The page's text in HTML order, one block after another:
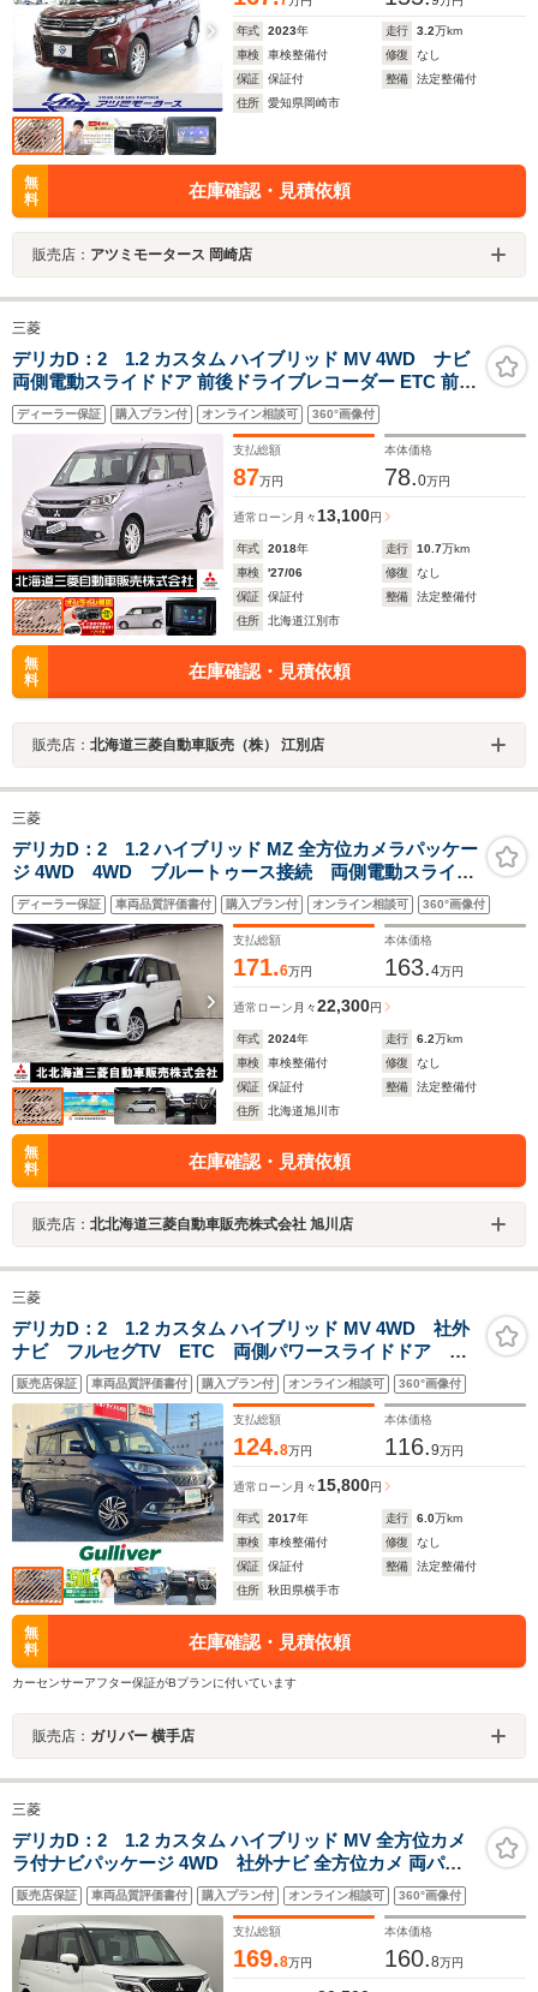
年式 2023年 走行 3.2万km
車検
車検整備付 修復
なし
保証
保証付 整備
法定整備付
住所
愛知県岡崎市
無
料
在庫確認・見積依頼
販売店： アツミモータース 岡崎店
三菱
デリカD：2 1.2 カスタム ハイブリッド MV 4WD ナビ
両側電動スライドドア 前後ドライブレコーダー ETC 前席
ウォークスルー シートヒーター クルーズコントロール 横
滑り防止装置
ディーラー保証 購入プラン付 オンライン相談可 360°画像付
支払総額
87万円
本体価格
78.0万円
通常ローン 月々 13,100円
年式 2018年 走行 10.7万km
車検
'27/06 修復
なし
保証
保証付 整備
法定整備付
住所
北海道江別市
無
料
在庫確認・見積依頼
販売店： 北海道三菱自動車販売（株） 江別店
三菱
デリカD：2 1.2 ハイブリッド MZ 全方位カメラパッケー
ジ 4WD 4WD ブルートゥース接続 両側電動スライド
ドア ドライブレコーダー ETC 全周囲カメラ 衝
突被害軽減ブレーキ メモリーナビ 認定中古車保障付
き
ディーラー保証 車両品質評価書付 購入プラン付 オンライン相談可 360°画像付
支払総額
171.6万円
本体価格
163.4万円
通常ローン 月々22,300円
年式 2024年 走行 6.2万km
車検
車検整備付 修復
なし
保証
保証付 整備
法定整備付
住所
北海道旭川市
無
料
在庫確認・見積依頼
販売店： 北北海道三菱自動車販売株式会社 旭川店
三菱
デリカD：2 1.2 カスタム ハイブリッド MV 4WD 社外
ナビ フルセグTV ETC 両側パワースライドドア バ
ックカメラ 純正フロアマット シートバックテーブ
ル LEDヘッドライト オートライト フォグランプ
15インチ社外AW ツイーターSP
販売店保証 車両品質評価書付 購入プラン付 オンライン相談可 360°画像付
支払総額
124.8万円
本体価格
116.9万円
通常ローン 月々15,800円
年式 2017年 走行 6.0万km
車検
車検整備付 修復
なし
保証
保証付 整備
法定整備付
住所
秋田県横手市
無
料
在庫確認・見積依頼
カーセンサーアフター保証がBプランに付いています
販売店： ガリバー 横手店
三菱
デリカD：2 1.2 カスタム ハイブリッド MV 全方位カメ
ラ付ナビパッケージ 4WD 社外ナビ 全方位カメ 両パワ
スラ クルコン
販売店保証 車両品質評価書付 購入プラン付 オンライン相談可 360°画像付
支払総額
169.8万円
本体価格
160.8万円